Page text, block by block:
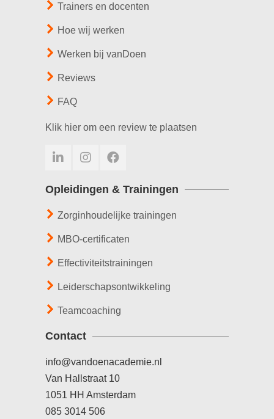
Trainers en docenten
Hoe wij werken
Werken bij vanDoen
Reviews
FAQ
Klik hier om een review te plaatsen
Opleidingen & Trainingen
Zorginhoudelijke trainingen
MBO-certificaten
Effectiviteitstrainingen
Leiderschapsontwikkeling
Teamcoaching
Contact
info@vandoenacademie.nl
Van Hallstraat 10
1051 HH Amsterdam
085 3014 506